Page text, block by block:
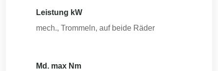
Leistung kW
mech., Trommeln, auf beide Räder
Md. max Nm